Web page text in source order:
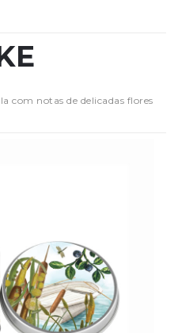
com notas de delicadas flores